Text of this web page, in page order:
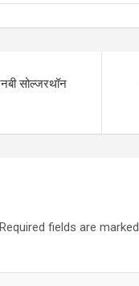
सोल्जरथॉन
Required fields are marked